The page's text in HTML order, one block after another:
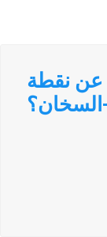
عن نقطة
السخان؟